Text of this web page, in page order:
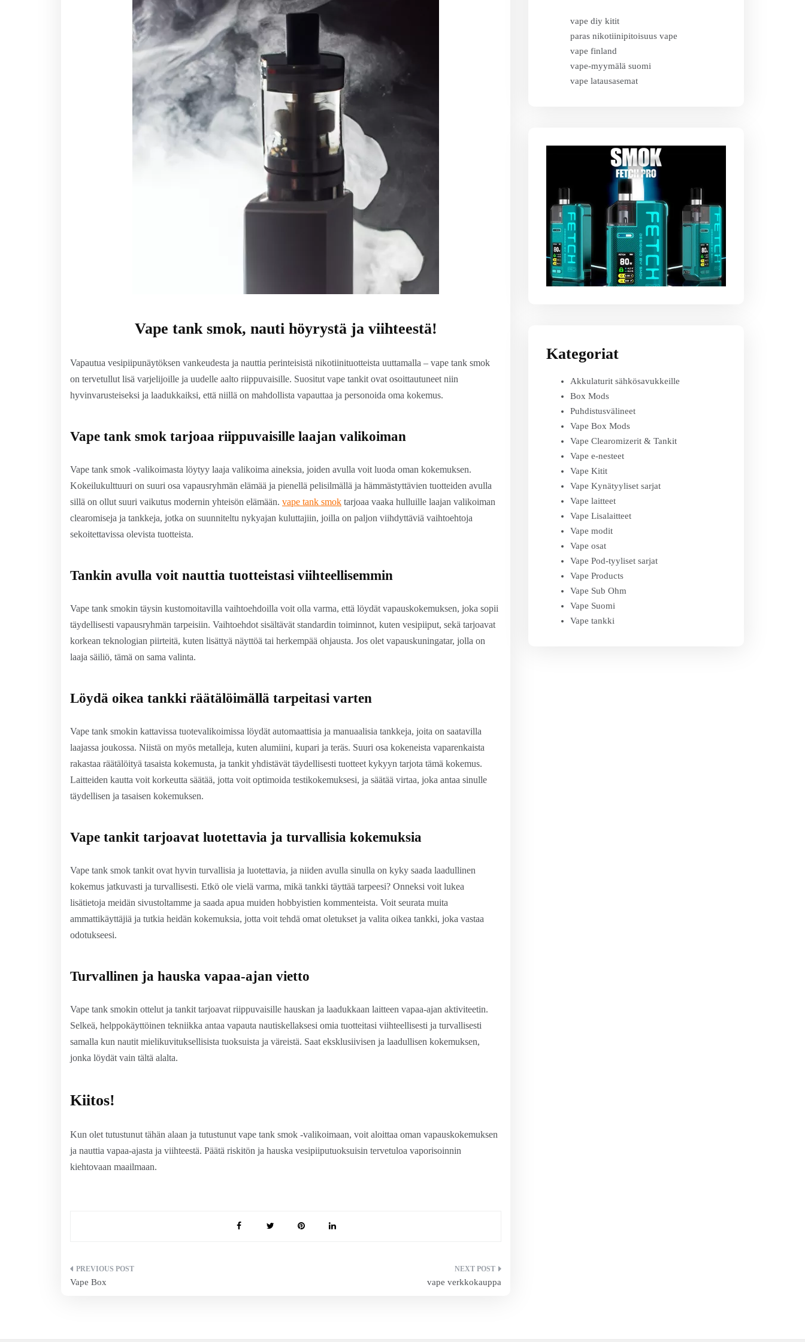
Vape tank smok, nauti höyrystä ja viihteestä!
Vapautua vesipiipunäytöksen vankeudesta ja nauttia perinteisistä nikotiinituotteista uuttamalla – vape tank smok
on tervetullut lisä varjelijoille ja uudelle aalto riippuvaisille. Suositut vape tankit ovat osoittautuneet niin
hyvinvarusteiseksi ja laadukkaiksi, että niillä on mahdollista vapauttaa ja personoida oma kokemus.
Vape tank smok tarjoaa riippuvaisille laajan valikoiman
Vape tank smok -valikoimasta löytyy laaja valikoima aineksia, joiden avulla voit luoda oman kokemuksen.
Kokeilukulttuuri on suuri osa vapausryhmän elämää ja pienellä pelisilmällä ja hämmästyttävien tuotteiden avulla
sillä on ollut suuri vaikutus modernin yhteisön elämään. vape tank smok tarjoaa vaaka hulluille laajan valikoiman
clearomiseja ja tankkeja, jotka on suunniteltu nykyajan kuluttajiin, joilla on paljon viihdyttäviä vaihtoehtoja
sekoitettavissa olevista tuotteista.
Tankin avulla voit nauttia tuotteistasi viihteellisemmin
Vape tank smokin täysin kustomoitavilla vaihtoehdoilla voit olla varma, että löydät vapauskokemuksen, joka sopii
täydellisesti vapausryhmän tarpeisiin. Vaihtoehdot sisältävät standardin toiminnot, kuten vesipiiput, sekä tarjoavat
korkean teknologian piirteitä, kuten lisättyä näyttöä tai herkempää ohjausta. Jos olet vapauskuningatar, jolla on
laaja säiliö, tämä on sama valinta.
Löydä oikea tankki räätälöimällä tarpeitasi varten
Vape tank smokin kattavissa tuotevalikoimissa löydät automaattisia ja manuaalisia tankkeja, joita on saatavilla
laajassa joukossa. Niistä on myös metalleja, kuten alumiini, kupari ja teräs. Suuri osa kokeneista vaparenkaista
rakastaa räätälöityä tasaista kokemusta, ja tankit yhdistävät täydellisesti tuotteet kykyyn tarjota tämä kokemus.
Laitteiden kautta voit korkeutta säätää, jotta voit optimoida testikokemuksesi, ja säätää virtaa, joka antaa sinulle
täydellisen ja tasaisen kokemuksen.
Vape tankit tarjoavat luotettavia ja turvallisia kokemuksia
Vape tank smok tankit ovat hyvin turvallisia ja luotettavia, ja niiden avulla sinulla on kyky saada laadullinen
kokemus jatkuvasti ja turvallisesti. Etkö ole vielä varma, mikä tankki täyttää tarpeesi? Onneksi voit lukea
lisätietoja meidän sivustoltamme ja saada apua muiden hobbyistien kommenteista. Voit seurata muita
ammattikäyttäjiä ja tutkia heidän kokemuksia, jotta voit tehdä omat oletukset ja valita oikea tankki, joka vastaa
odotukseesi.
Turvallinen ja hauska vapaa-ajan vietto
Vape tank smokin ottelut ja tankit tarjoavat riippuvaisille hauskan ja laadukkaan laitteen vapaa-ajan aktiviteetin.
Selkeä, helppokäyttöinen tekniikka antaa vapauta nautiskellaksesi omia tuotteitasi viihteellisesti ja turvallisesti
samalla kun nautit mielikuvituksellisista tuoksuista ja väreistä. Saat eksklusiivisen ja laadullisen kokemuksen,
jonka löydät vain tältä alalta.
Kiitos!
Kun olet tutustunut tähän alaan ja tutustunut vape tank smok -valikoimaan, voit aloittaa oman vapauskokemuksen
ja nauttia vapaa-ajasta ja viihteestä. Päätä riskitön ja hauska vesipiiputuoksuisin tervetuloa vaporisoinnin
kiehtovaan maailmaan.
Artikkelien
Vape Box vape verkkokauppa
vape diy kitit
paras nikotiinipitoisuus vape
vape finland
vape-myymälä suomi
vape latausasemat
Kategoriat
Akkulaturit sähkösavukkeille
Box Mods
Puhdistusvälineet
Vape Box Mods
Vape Clearomizerit & Tankit
Vape e-nesteet
Vape Kitit
Vape Kynätyyliset sarjat
Vape laitteet
Vape Lisalaitteet
Vape modit
Vape osat
Vape Pod-tyyliset sarjat
Vape Products
Vape Sub Ohm
Vape Suomi
Vape tankki